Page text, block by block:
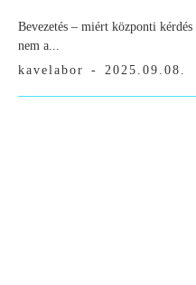
Bevezetés – miért központi
nem a...
kavelabor
- 2025.09.08.